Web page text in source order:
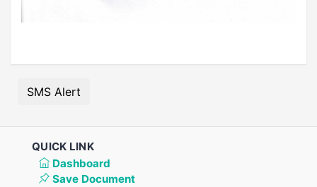
SMS Alert
QUICK LINK
Dashboard
Save Document